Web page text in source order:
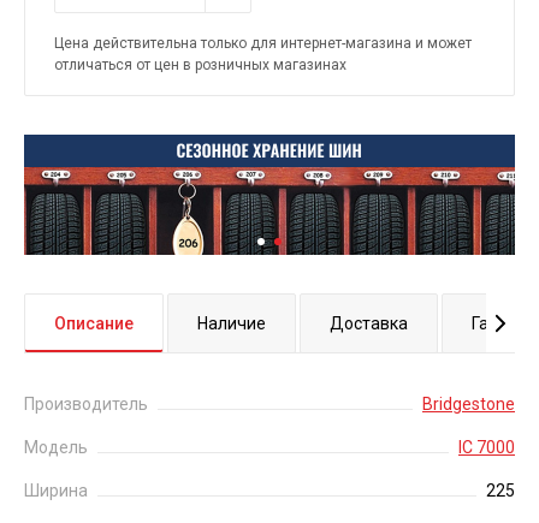
Цена действительна только для интернет-магазина и может
отличаться от цен в розничных магазинах
Описание Наличие Доставка
Производитель Bridgestone
Модель IC 7000
Ширина 225